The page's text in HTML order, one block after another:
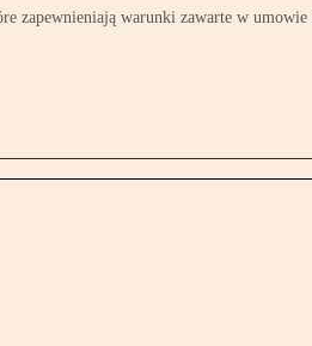
zapewnieniają warunki zawarte w